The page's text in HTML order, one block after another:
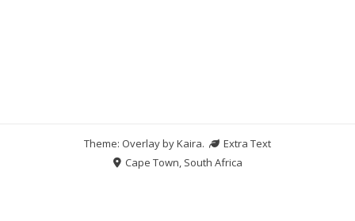
Theme: Overlay byKaira.
Extra Text
Cape Town, South Africa